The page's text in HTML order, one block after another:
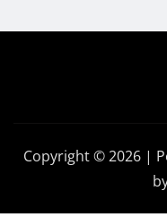
Copyright © 2026 |